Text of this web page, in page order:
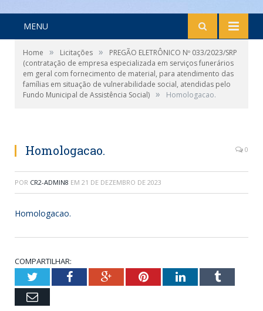
MENU
Home » Licitações »
PREGÃO ELETRÔNICO Nº 033/2023/SRP
(contratação de empresa especializada em serviços funerários
em geral com fornecimento de material, para atendimento das
famílias em situação de vulnerabilidade social, atendidas pelo
Fundo Municipal de Assistência Social) » Homologacao.
Homologacao. 0
POR CR2-ADMIN8 EM 21 DE DEZEMBRO DE 2023
Homologacao.
COMPARTILHAR:
TwitterFacebookGoogle+PinterestLinkedInTumblr
Email